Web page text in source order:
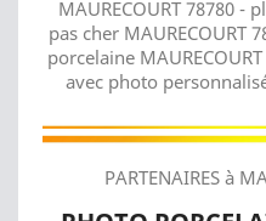
MAURECOURT 78780 -
pas cher MAURECOURT
porcelaine
avec photo
PARTENAIRES à